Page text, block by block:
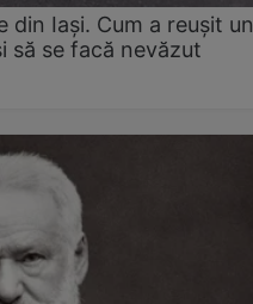
din Iași. Cum a reușit un
să se facă nevăzut